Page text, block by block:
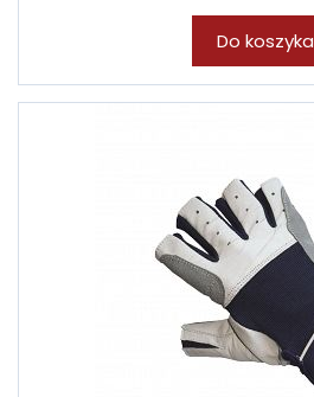
Do koszyka